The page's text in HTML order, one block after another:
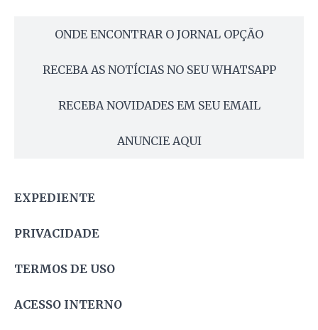
ONDE ENCONTRAR O JORNAL OPÇÃO
RECEBA AS NOTÍCIAS NO SEU WHATSAPP
RECEBA NOVIDADES EM SEU EMAIL
ANUNCIE AQUI
EXPEDIENTE
PRIVACIDADE
TERMOS DE USO
ACESSO INTERNO